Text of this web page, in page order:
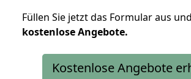
Füllen Sie jetzt das Formular aus
kostenloseAngebote.
Kostenlose Angebote